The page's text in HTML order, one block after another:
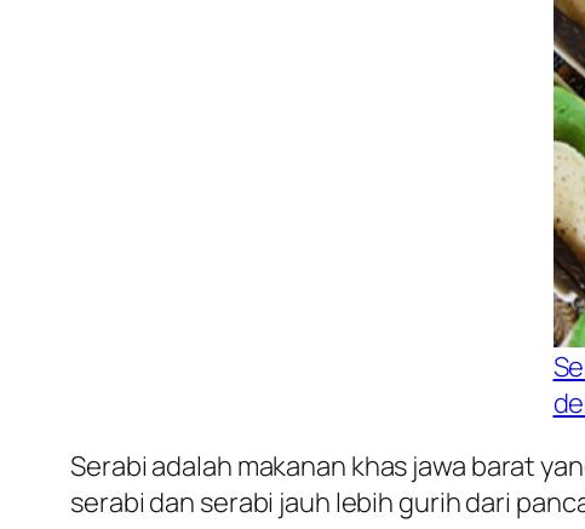
Serabi adalah makanan khas jawa barat
serabi dan serabi jauh lebih gurih dari